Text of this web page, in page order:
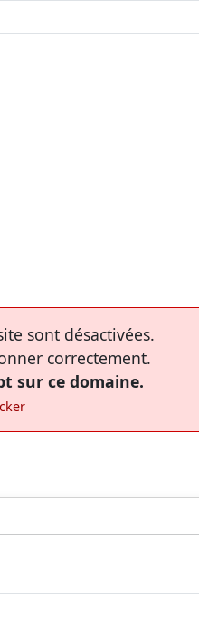
sont désactivées.
correctement.
sur ce domaine.